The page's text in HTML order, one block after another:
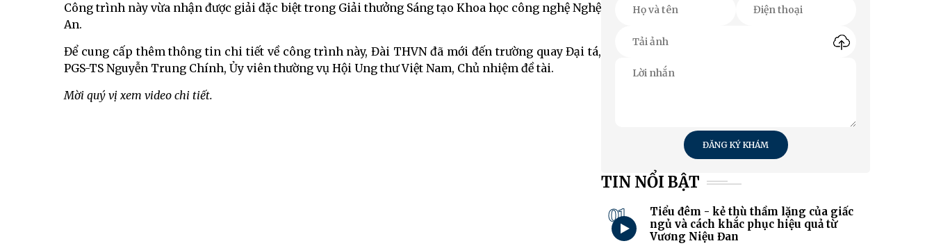
Công trình này vừa nhận được giải đặc biệt trong Giải thưởng Sáng tạo Khoa học công nghệ Nghệ
An.
Để cung cấp thêm thông tin chi tiết về công trình này, Đài THVN đã mới đến trường quay Đại tá,
PGS-TS Nguyễn Trung Chính, Ủy viên thường vụ Hội Ung thư Việt Nam, Chủ nhiệm đề tài.
Mời quý vị xem video chi tiết.
ĐĂNG KÝ KHÁM
TIN NỔI BẬT
01
Tiểu đêm - kẻ thù thầm lặng của giấc
ngủ và cách khắc phục hiệu quả từ
Vương Niệu Đan